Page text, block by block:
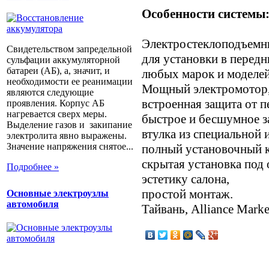
Свидетельством запредельной
сульфации аккумуляторной
батареи (АБ), а, значит, и
необходимости ее реанимации
являются следующие
проявления. Корпус АБ
нагревается сверх меры.
Выделение газов и закипание
электролита явно выражены.
Значение напряжения снятое...
Подробнее »
Основные электроузлы
автомобиля
Особенности системы:
для установки в
любых марок и
Мощный
встроенная защита от
быстрое и бесшумное
втулка из специальной
полный установочный
скрытая установка
эстетику салона,
простой монтаж.
Тайвань, Alliance